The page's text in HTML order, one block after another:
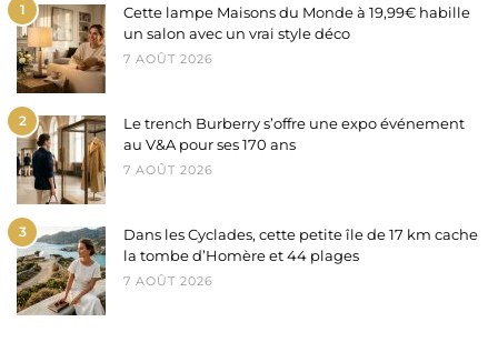
1
Cette lampe Maisons du Monde à 19,99€ habille
un salon avec un vrai style déco
7 AOÛT 2026
2
Le trench Burberry s’offre une expo événement
au V&A pour ses 170 ans
7 AOÛT 2026
3
Dans les Cyclades, cette petite île de 17 km cache
la tombe d’Homère et 44 plages
7 AOÛT 2026